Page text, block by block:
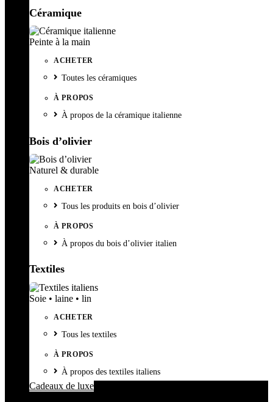
Céramique
Peinte à la main
ACHETER
Toutes les céramiques
À PROPOS
À propos de la céramique italienne
Bois d’olivier
Naturel & durable
ACHETER
Tous les produits en bois d’olivier
À PROPOS
À propos du bois d’olivier italien
Textiles
Soie • laine • lin
ACHETER
Tous les textiles
À PROPOS
À propos des textiles italiens
Cadeaux de luxe